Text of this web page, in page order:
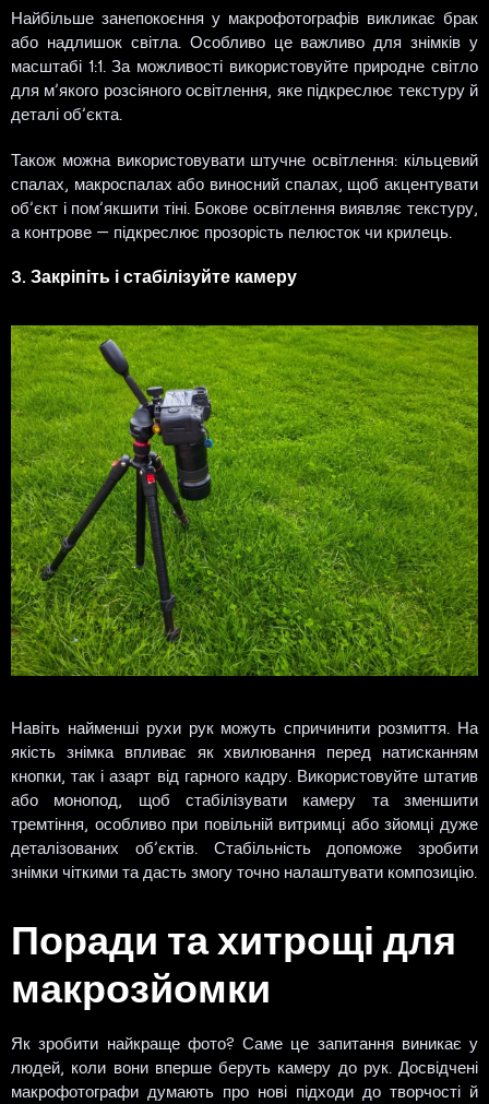
Найбільше занепокоєння у макрофотографів викликає брак
або надлишок світла. Особливо це важливо для знімків у
масштабі 1:1. За можливості використовуйте природне світло
для м’якого розсіяного освітлення, яке підкреслює текстуру й
деталі об’єкта.
Також можна використовувати штучне освітлення: кільцевий
спалах, макроспалах або виносний спалах, щоб акцентувати
об’єкт і пом’якшити тіні. Бокове освітлення виявляє текстуру,
а контрове — підкреслює прозорість пелюсток чи крилець.
3. Закріпіть і стабілізуйте камеру
Навіть найменші рухи рук можуть спричинити розмиття. На
якість знімка впливає як хвилювання перед натисканням
кнопки, так і азарт від гарного кадру. Використовуйте штатив
або монопод, щоб стабілізувати камеру та зменшити
тремтіння, особливо при повільній витримці або зйомці дуже
деталізованих об’єктів. Стабільність допоможе зробити
знімки чіткими та дасть змогу точно налаштувати композицію.
Поради та хитрощі для
макрозйомки
Як зробити найкраще фото? Саме це запитання виникає у
людей, коли вони вперше беруть камеру до рук. Досвідчені
макрофотографи думають про нові підходи до творчості й